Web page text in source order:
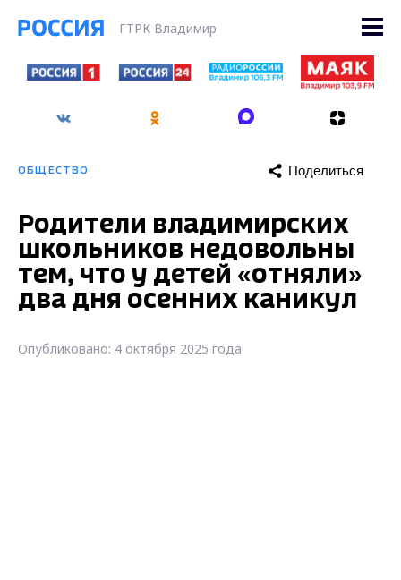
ГТРК Владимир
ОБЩЕСТВО Поделиться
Родители владимирских
школьников недовольны
тем, что у детей «отняли»
два дня осенних каникул
Опубликовано: 4 октября 2025 года